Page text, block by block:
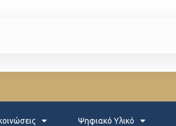
Ψηφιακό Υλικό